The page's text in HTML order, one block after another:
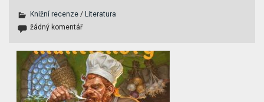
Knižní recenze /Literatura
žádný komentář